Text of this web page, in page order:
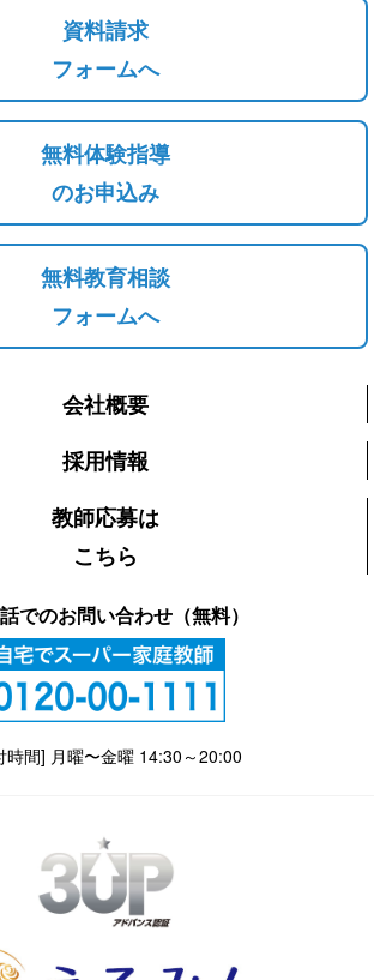
資料請求
フォームへ
無料体験指導
のお申込み
無料教育相談
フォームへ
会社概要
採用情報
教師応募は
こちら
でのお問い合わせ（無料）
時間] 月曜〜金曜 14:30～20:00